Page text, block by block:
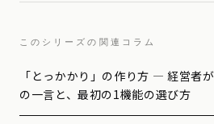
このシリーズの関連コラム
「とっかかり」の作り方 — 経営者
の一言と、最初の1機能の選び方